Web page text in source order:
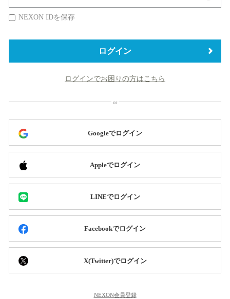
表
替
NEXON IDを保存
ログイン
ログインでお困りの方はこちら
Googleでログイン
Appleでログイン
LINEでログイン
Facebookでログイン
X(Twitter)でログイン
NEXON会員登録